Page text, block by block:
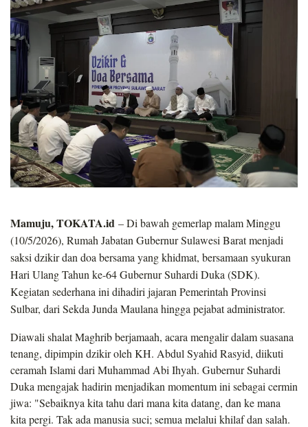
Mamuju, TOKATA.id – Di bawah gemerlap malam Minggu
(10/5/2026), Rumah Jabatan Gubernur Sulawesi Barat menjadi
saksi dzikir dan doa bersama yang khidmat, bersamaan syukuran
Hari Ulang Tahun ke-64 Gubernur Suhardi Duka (SDK).
Kegiatan sederhana ini dihadiri jajaran Pemerintah Provinsi
Sulbar, dari Sekda Junda Maulana hingga pejabat administrator.
Diawali shalat Maghrib berjamaah, acara mengalir dalam suasana
tenang, dipimpin dzikir oleh KH. Abdul Syahid Rasyid, diikuti
ceramah Islami dari Muhammad Abi Ihyah. Gubernur Suhardi
Duka mengajak hadirin menjadikan momentum ini sebagai cermin
jiwa: "Sebaiknya kita tahu dari mana kita datang, dan ke mana
kita pergi. Tak ada manusia suci; semua melalui khilaf dan salah.